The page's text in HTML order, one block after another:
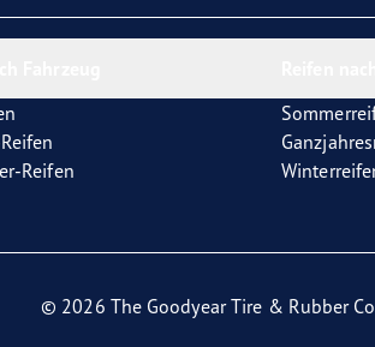
Reifen
© 2026 The Goodyear Tire & Rubber